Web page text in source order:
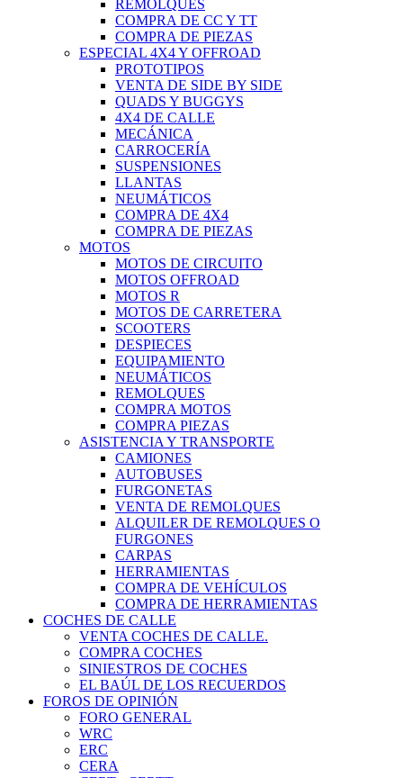
REMOLQUES
COMPRA DE CC Y TT
COMPRA DE PIEZAS
ESPECIAL 4X4 Y OFFROAD
PROTOTIPOS
VENTA DE SIDE BY SIDE
QUADS Y BUGGYS
4X4 DE CALLE
MECÁNICA
CARROCERÍA
SUSPENSIONES
LLANTAS
NEUMÁTICOS
COMPRA DE 4X4
COMPRA DE PIEZAS
MOTOS
MOTOS DE CIRCUITO
MOTOS OFFROAD
MOTOS R
MOTOS DE CARRETERA
SCOOTERS
DESPIECES
EQUIPAMIENTO
NEUMÁTICOS
REMOLQUES
COMPRA MOTOS
COMPRA PIEZAS
ASISTENCIA Y TRANSPORTE
CAMIONES
AUTOBUSES
FURGONETAS
VENTA DE REMOLQUES
ALQUILER DE REMOLQUES O
FURGONES
CARPAS
HERRAMIENTAS
COMPRA DE VEHÍCULOS
COMPRA DE HERRAMIENTAS
COCHES DE CALLE
VENTA COCHES DE CALLE.
COMPRA COCHES
SINIESTROS DE COCHES
EL BAÚL DE LOS RECUERDOS
FOROS DE OPINIÓN
FORO GENERAL
WRC
ERC
CERA